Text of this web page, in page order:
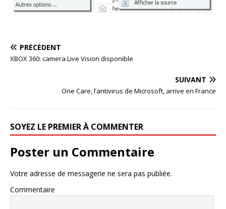
PRÉCÉDENT
XBOX 360: camera Live Vision disponible
SUIVANT
One Care, l’antivirus de Microsoft, arrive en France
SOYEZ LE PREMIER À COMMENTER
Poster un Commentaire
Votre adresse de messagerie ne sera pas publiée.
Commentaire